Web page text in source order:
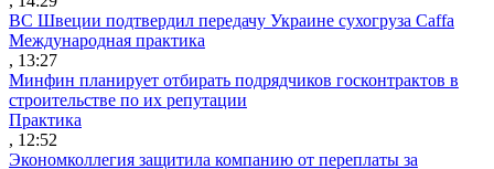
ВС Швеции подтвердил передачу Украине сухогруза Caffa
Международная практика
, 13:27
Минфин планирует отбирать подрядчиков госконтрактов в
строительстве по их репутации
Практика
, 12:52
Экономколлегия защитила компанию от переплаты за